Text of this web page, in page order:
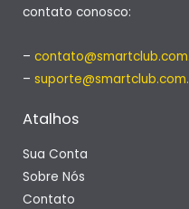
contato conosco:
–
–
Atalhos
Sua Conta
Sobre Nós
Contato